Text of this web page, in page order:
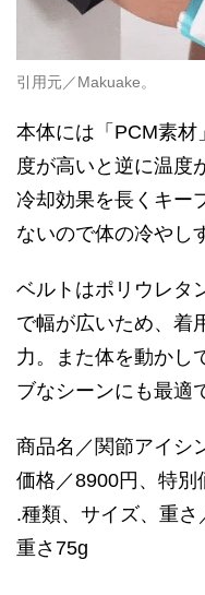
引用元／Makuake。
本体には「PCM素材
度が高いと逆に温度
冷却効果を長くキー
ないので体の冷やし
ベルトはポリウレタ
で幅が広いため、着
力。また体を動かし
ブなシーンにも最適
商品名／関節アイシ
価格／8900円、特別
.種類、サイズ、重さ
重さ75g
・肘用：